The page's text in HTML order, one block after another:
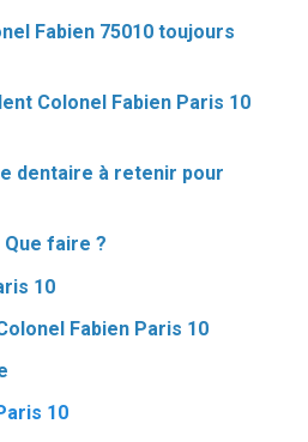
Fabien 75010 toujours
Colonel Fabien Paris 10
dentaire à retenir pour
Que faire ?
10
Fabien Paris 10
10